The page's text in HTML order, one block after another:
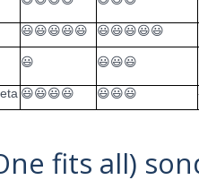
😃😃😃😃😃 😃😃😃😃😃
😃 😃😃😃
😃😃😃😃 😃😃😃
fits all)